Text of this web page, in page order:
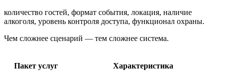
количество гостей, формат события, локация, наличие
алкоголя, уровень контроля доступа, функционал охраны.
Чем сложнее сценарий — тем сложнее система.
Пакет услуг Характеристика